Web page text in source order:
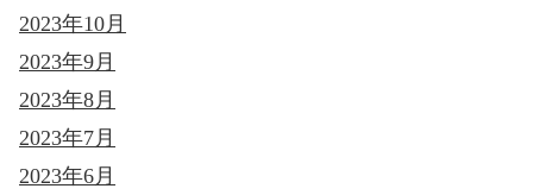
2023年10月
2023年9月
2023年8月
2023年7月
2023年6月